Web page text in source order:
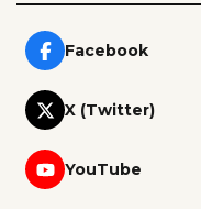
Facebook
X (Twitter)
YouTube